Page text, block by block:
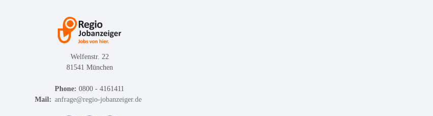
Welfenstr. 22
81541 München
Phone: 0800 - 4161411
Mail: anfrage@regio-jobanzeiger.de